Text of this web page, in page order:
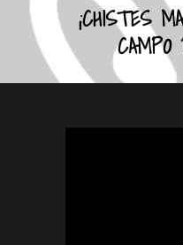
¡CHISTES